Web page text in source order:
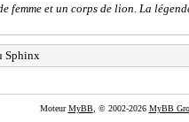
femme et un corps de lion. La
Sphinx
MoteurMyBB, © 2002-2026 MyBB